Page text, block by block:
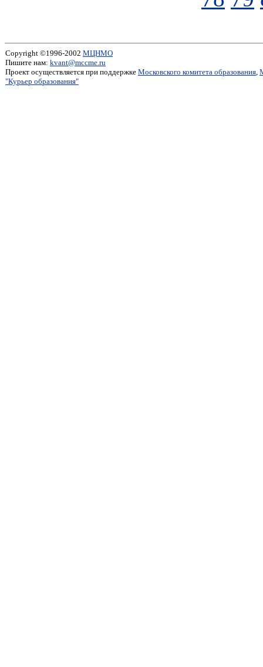
Copyright ©1996-2002 МЦНМО
Пишите нам: kvant@mccme.ru
Проект осуществляется при поддержке Московского комитета образования,
"Курьер образования"